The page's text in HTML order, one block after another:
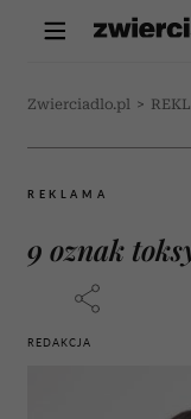
Zwierciadlo.pl >
REKLAMA
9 oznak
REDAKCJA